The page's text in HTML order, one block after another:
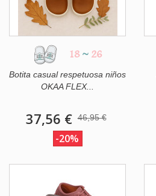
18 ~ 26
Botita casual respetuosa niños
OKAA FLEX...
37,56 € 46,95 €
-20%